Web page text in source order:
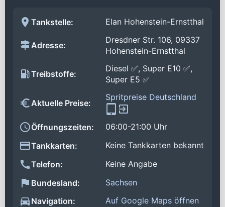
Tankstelle: Elan Hohenstein-Ernstthal
Adresse:
Dresdner Str. 106, 09337
Hohenstein-Ernstthal
Treibstoffe:
Diesel ✅, Super E10 ✅,
Super E5 ✅
Aktuelle Preise:
Spritpreise Deutschland
Öffnungszeiten:
06:00-21:00 Uhr
Tankkarten:
Keine Tankkarten bekannt
Telefon:
Keine Angabe
Bundesland:
Sachsen
Navigation:
Auf Google Maps öffnen